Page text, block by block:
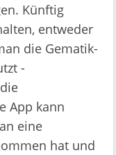
Künftig
entweder
die Gematik-
-
App kann
eine
hat und